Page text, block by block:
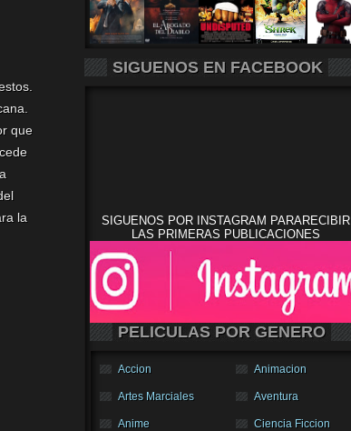
que
la
SIGUENOS EN FACEBOOK
SIGUENOS POR INSTAGRAM PARARECIBIR
LAS PRIMERAS PUBLICACIONES
PELICULAS POR GENERO
Accion Animacion
Artes Marciales Aventura
Anime Ciencia Ficcion